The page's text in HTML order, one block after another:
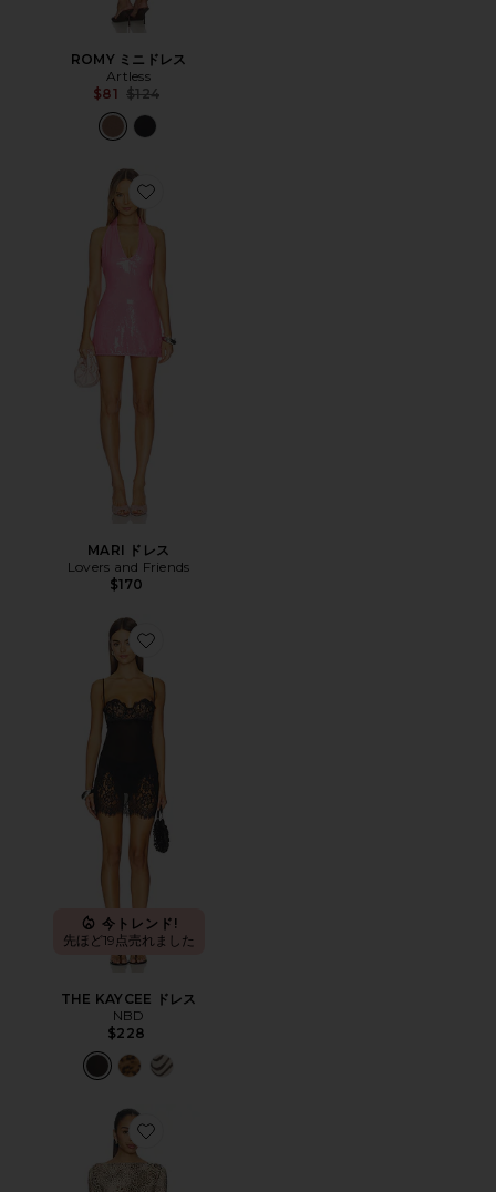
ROMY ミニドレス
Artless
$81 Previous price:
$124
Favorite MARI ドレス
MARI ドレス
Lovers and Friends
$170
Favorite THE KAYCEE ドレス
今トレンド!
先ほど19点売れました
THE KAYCEE ドレス
NBD
$228
Favorite ボートネックミニドレス